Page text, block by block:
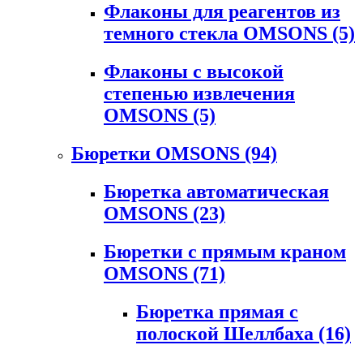
Флаконы для реагентов из
темного стекла OMSONS (5)
Флаконы с высокой
степенью извлечения
OMSONS (5)
Бюретки OMSONS (94)
Бюретка автоматическая
OMSONS (23)
Бюретки с прямым краном
OMSONS (71)
Бюретка прямая с
полоской Шеллбаха (16)